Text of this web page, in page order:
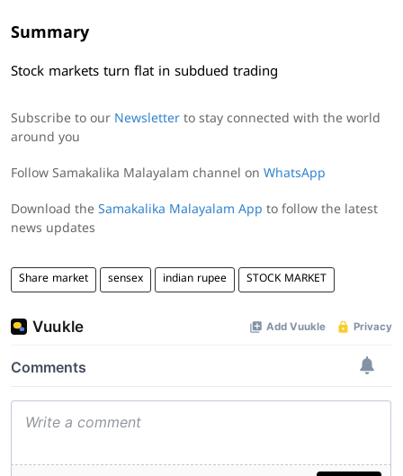
Summary
Stock markets turn flat in subdued trading
Subscribe to our Newsletter to stay connected with the world
around you
Follow Samakalika Malayalam channel on WhatsApp
Download the Samakalika Malayalam App to follow the latest
news updates
Share market sensex indian rupee STOCK MARKET